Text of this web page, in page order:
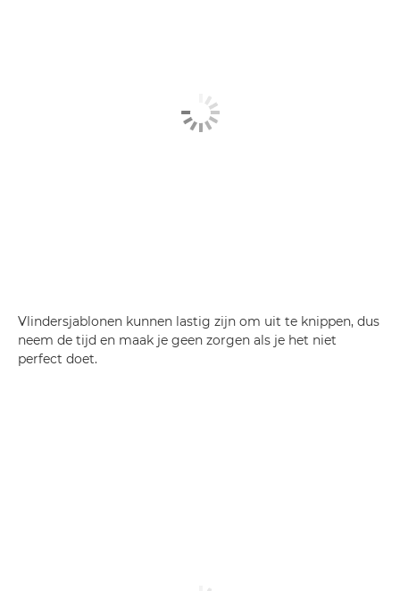
Vlindersjablonen kunnen lastig zijn om uit te knippen, dus
neem de tijd en maak je geen zorgen als je het niet
perfect doet.